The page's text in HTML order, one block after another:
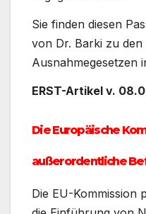
Sie finden diesen
von Dr. Barki zu den
Ausnahmegesetzen
ERST-Artikel v.
Die Europäische
außerordentliche
Die EU-Kommission